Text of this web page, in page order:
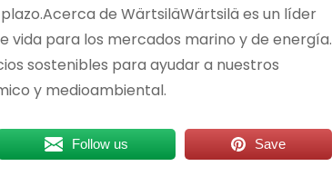
de WärtsiläWärtsilä es un líder
vida para los mercados marino y de energía.
sostenibles para ayudar a nuestros
y medioambiental.
Follow us Save